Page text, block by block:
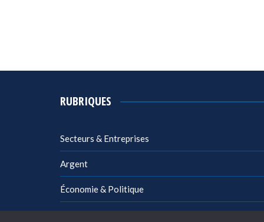
RUBRIQUES
Secteurs & Entreprises
Argent
Économie & Politique
Management